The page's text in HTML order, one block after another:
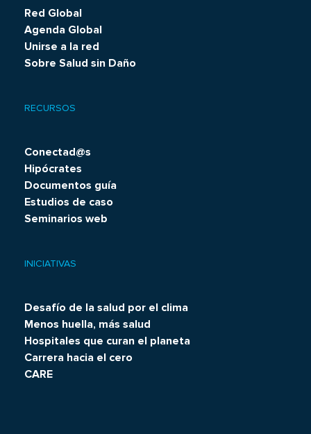
menu
Red Global
Agenda Global
Unirse a la red
Sobre Salud sin Daño
RECURSOS
Conectad@s
Hipócrates
Documentos guía
Estudios de caso
Seminarios web
INICIATIVAS
Desafío de la salud por el clima
Menos huella, más salud
Hospitales que curan el planeta
Carrera hacia el cero
CARE